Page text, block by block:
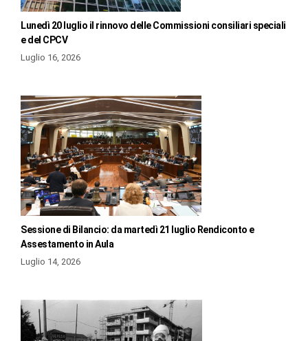
Lunedì 20 luglio il rinnovo delle Commissioni consiliari speciali
e del CPCV
Luglio 16, 2026
Sessione di Bilancio: da martedì 21 luglio Rendiconto e
Assestamento in Aula
Luglio 14, 2026